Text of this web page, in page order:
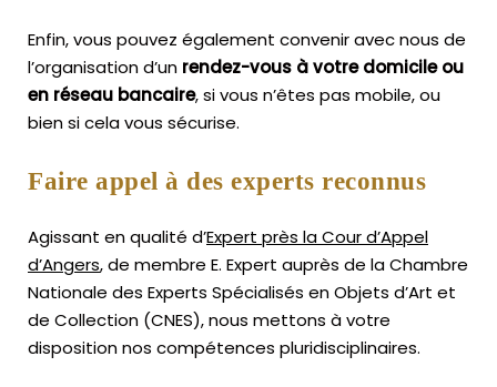
Enfin, vous pouvez également convenir avec nous de
l’organisation d’un rendez-vous à votre domicile ou
en réseau bancaire, si vous n’êtes pas mobile, ou
bien si cela vous sécurise.
Faire appel à des experts reconnus
Agissant en qualité d’Expert près la Cour d’Appel
d’Angers, de membre E. Expert auprès de laChambre
Nationale des Experts Spécialisés en Objets d’Art et
de Collection (CNES),nous mettons à votre
disposition nos compétences pluridisciplinaires.